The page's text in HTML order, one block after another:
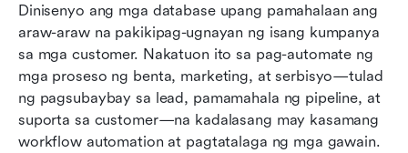
Dinisenyo ang mga database upang pamahalaan ang
araw-araw na pakikipag-ugnayan ng isang kumpanya
sa mga customer. Nakatuon ito sa pag-automate ng
mga proseso ng benta, marketing, at serbisyo—tulad
ng pagsubaybay sa lead, pamamahala ng pipeline, at
suporta sa customer—na kadalasang may kasamang
workflow automation at pagtatalaga ng mga gawain.